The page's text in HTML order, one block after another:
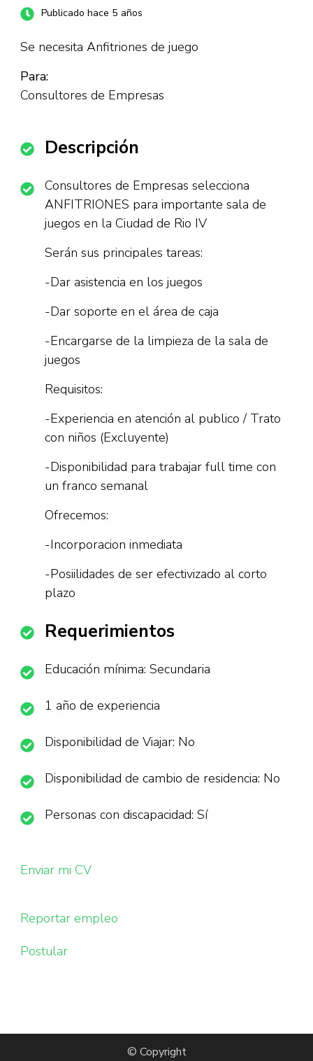
Publicado hace 5 años
Se necesita Anfitriones de juego
Para:
Consultores de Empresas
Descripción
Consultores de Empresas selecciona
ANFITRIONES para importante sala de
juegos en la Ciudad de Rio IV
Serán sus principales tareas:
-Dar asistencia en los juegos
-Dar soporte en el área de caja
-Encargarse de la limpieza de la sala de
juegos
Requisitos:
-Experiencia en atención al publico / Trato
con niños (Excluyente)
-Disponibilidad para trabajar full time con
un franco semanal
Ofrecemos:
-Incorporacion inmediata
-Posiilidades de ser efectivizado al corto
plazo
Requerimientos
Educación mínima: Secundaria
1 año de experiencia
Disponibilidad de Viajar: No
Disponibilidad de cambio de residencia: No
Personas con discapacidad: Sí
Enviar mi CV
Reportar empleo
Postular
© Copyright